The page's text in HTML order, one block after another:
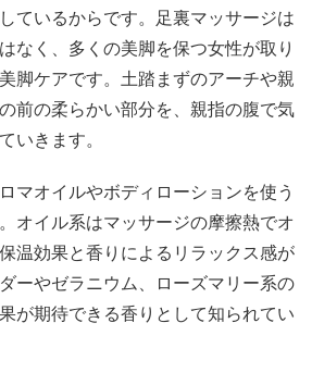
ているからです。足裏マッサージは
なく、多くの美脚を保つ女性が取り
脚ケアです。土踏まずのアーチや親
前の柔らかい部分を、親指の腹で気
いきます。
マオイルやボディローションを使う
オイル系はマッサージの摩擦熱でオ
温効果と香りによるリラックス感が
ーやゼラニウム、ローズマリー系の
が期待できる香りとして知られてい